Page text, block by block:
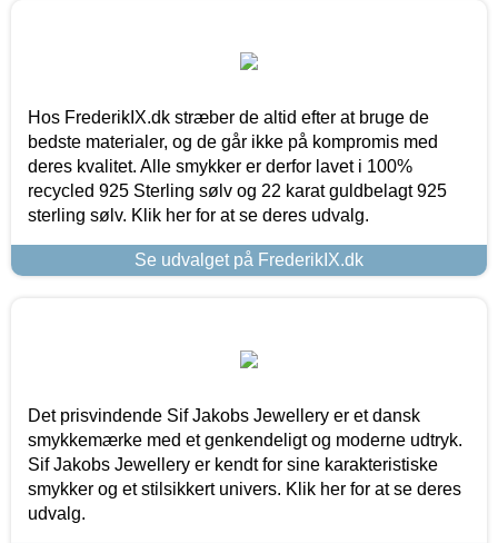
Hos FrederikIX.dk stræber de altid efter at bruge de
bedste materialer, og de går ikke på kompromis med
deres kvalitet. Alle smykker er derfor lavet i 100%
recycled 925 Sterling sølv og 22 karat guldbelagt 925
sterling sølv. Klik her for at se deres udvalg.
Se udvalget på FrederikIX.dk
Det prisvindende Sif Jakobs Jewellery er et dansk
smykkemærke med et genkendeligt og moderne udtryk.
Sif Jakobs Jewellery er kendt for sine karakteristiske
smykker og et stilsikkert univers. Klik her for at se deres
udvalg.